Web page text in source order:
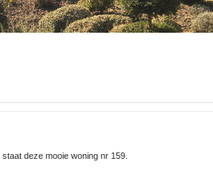
deze mooie woning nr 159.